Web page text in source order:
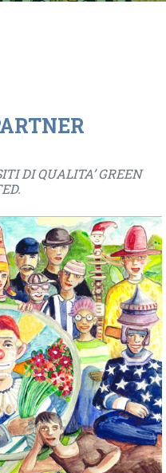
DI QUALITA’ GREEN